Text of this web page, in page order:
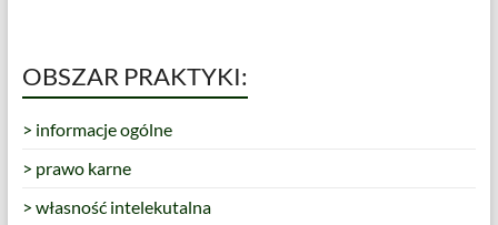
OBSZAR PRAKTYKI:
> informacje ogólne
> prawo karne
> własność intelekutalna